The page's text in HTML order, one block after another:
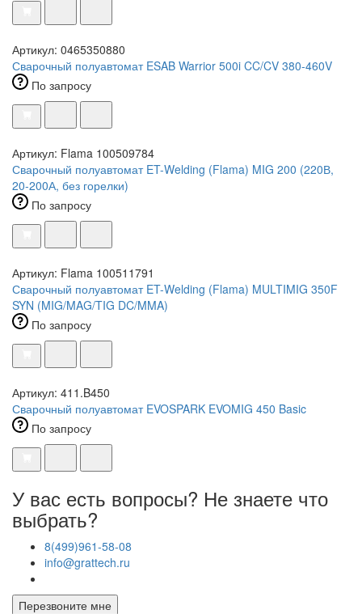
Артикул: 0465350880
Сварочный полуавтомат ESAB Warrior 500i CC/CV 380-460V
По запросу
Артикул: Flama 100509784
Сварочный полуавтомат ET-Welding (Flama) MIG 200 (220В,
20-200А, без горелки)
По запросу
Артикул: Flama 100511791
Сварочный полуавтомат ET-Welding (Flama) MULTIMIG 350F
SYN (MIG/MAG/TIG DC/MMA)
По запросу
Артикул: 411.B450
Сварочный полуавтомат EVOSPARK EVOMIG 450 Basic
По запросу
У вас есть вопросы? Не знаете что
выбрать?
8(499)961-58-08
info@grattech.ru
Перезвоните мне